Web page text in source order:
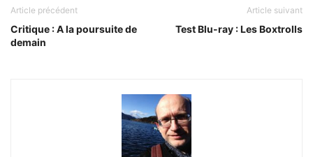
Article précédent
Critique : A la poursuite de
demain
Article suivant
Test Blu-ray : Les Boxtrolls